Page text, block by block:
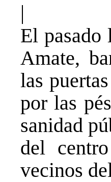
|
El pasado
Amate,
las
por las
sanidad
del
vecinos